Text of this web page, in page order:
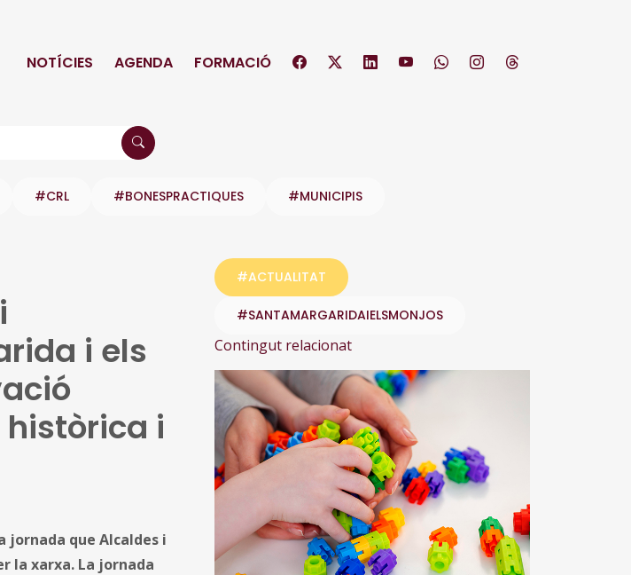
NOTÍCIES AGENDA FORMACIÓ
#CRL #BONESPRACTIQUES #MUNICIPIS
i els
i
jornada que Alcaldes i
la xarxa. La jornada
#ACTUALITAT
#SANTAMARGARIDAIELSMONJOS
Contingut relacionat